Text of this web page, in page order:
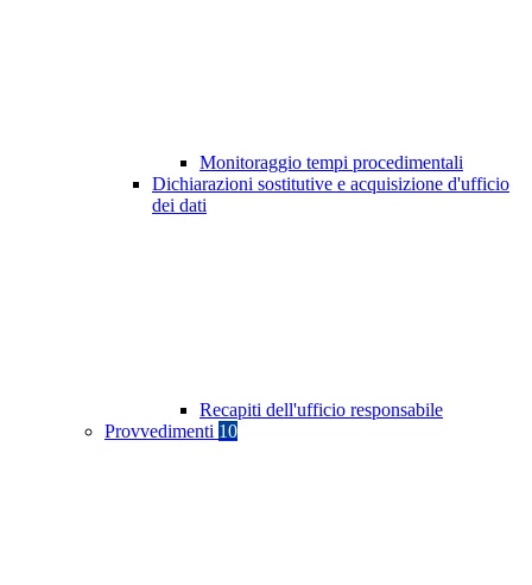
Monitoraggio tempi procedimentali
Dichiarazioni sostitutive e acquisizione d'ufficio
dei dati
Recapiti dell'ufficio responsabile
Provvedimenti 10